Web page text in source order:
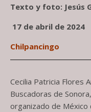
Texto y foto: Jesús
17 de abril de 2024
Chilpancingo
Cecilia Patricia Flores
Buscadoras de
organizado de